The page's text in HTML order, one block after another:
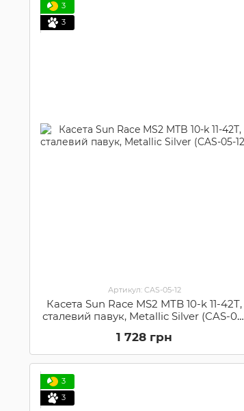
3
3
Артикул: CAS-05-12
Касета Sun Race MS2 MTB 10-k 11-42T,
сталевий павук, Metallic Silver (CAS-05-
1 728 грн
3
3